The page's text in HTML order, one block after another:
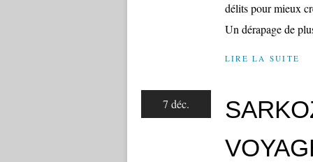
délits pour mieux
Un dérapage de
LIRE LA SUITE
7 déc.